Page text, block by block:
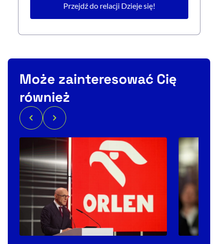
Przejdź do relacji Dzieje się!
Może zainteresować Cię
również